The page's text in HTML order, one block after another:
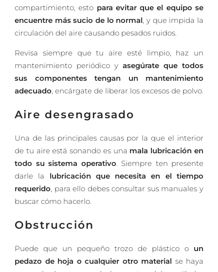
compartimiento, esto para evitar que el equipo se
encuentre más sucio de lo normal, y que impida la
circulación del aire causando pesados ruidos.
Revisa siempre que tu aire esté limpio, haz un
mantenimiento periódico y asegúrate que todos
sus componentes tengan un mantenimiento
adecuado, encárgate de liberar los excesos de polvo.
Aire desengrasado
Una de las principales causas por la que el interior
de tu aire está sonando es una mala lubricación en
todo su sistema operativo. Siempre ten presente
darle la lubricación que necesita en el tiempo
requerido, para ello debes consultar sus manuales y
buscar cómo hacerlo.
Obstrucción
Puede que un pequeño trozo de plástico o un
pedazo de hoja o cualquier otro material se haya